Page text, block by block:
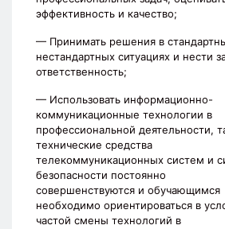
эффективность и качество;
— Принимать решения в
нестандартных ситуациях и нести
ответственность;
— Использовать информационно-
коммуникационные технологии в
профессиональной деятельности,
технические средства
телекоммуникационных систем и
безопасности постоянно
совершенствуются и обучающимся
необходимо ориентироваться в
частой смены технологий в